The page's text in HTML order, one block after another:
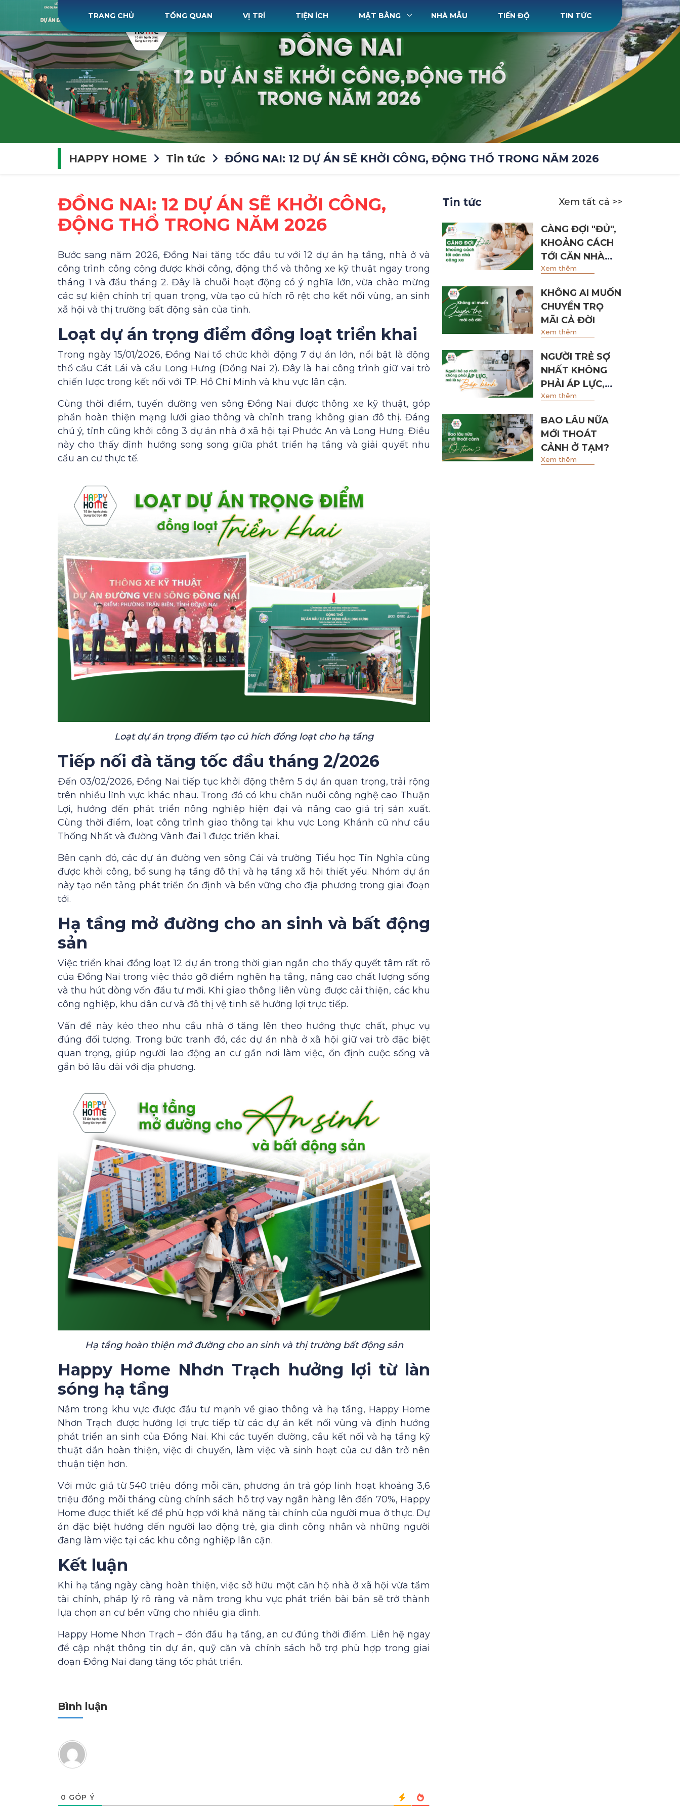
TRANG CHỦ TỔNG QUAN VỊ TRÍ TIỆN ÍCH MẶT BẰNG NHÀ MẪU TIẾN ĐỘ TIN TỨC
HAPPY HOME Tin tức ĐỒNG NAI: 12 DỰ ÁN SẼ KHỞI CÔNG, ĐỘNG THỔ TRONG NĂM 2026
ĐỒNG NAI: 12 DỰ ÁN SẼ KHỞI CÔNG,
ĐỘNG THỔ TRONG NĂM 2026
Bước sang năm 2026, Đồng Nai tăng tốc đầu tư với 12 dự án hạ tầng, nhà ở và
công trình công cộng được khởi công, động thổ và thông xe kỹ thuật ngay trong
tháng 1 và đầu tháng 2. Đây là chuỗi hoạt động có ý nghĩa lớn, vừa chào mừng
các sự kiện chính trị quan trọng, vừa tạo cú hích rõ rệt cho kết nối vùng, an sinh
xã hội và thị trường bất động sản của tỉnh.
Loạt dự án trọng điểm đồng loạt triển khai
Trong ngày 15/01/2026, Đồng Nai tổ chức khởi động 7 dự án lớn, nổi bật là động
thổ cầu Cát Lái và cầu Long Hưng (Đồng Nai 2). Đây là hai công trình giữ vai trò
chiến lược trong kết nối với TP. Hồ Chí Minh và khu vực lân cận.
Cùng thời điểm, tuyến đường ven sông Đồng Nai được thông xe kỹ thuật, góp
phần hoàn thiện mạng lưới giao thông và chỉnh trang không gian đô thị. Đáng
chú ý, tỉnh cũng khởi công 3 dự án nhà ở xã hội tại Phước An và Long Hưng. Điều
này cho thấy định hướng song song giữa phát triển hạ tầng và giải quyết nhu
cầu an cư thực tế.
Loạt dự án trọng điểm tạo cú hích đồng loạt cho hạ tầng
Tiếp nối đà tăng tốc đầu tháng 2/2026
Đến 03/02/2026, Đồng Nai tiếp tục khởi động thêm 5 dự án quan trọng, trải rộng
trên nhiều lĩnh vực khác nhau. Trong đó có khu chăn nuôi công nghệ cao Thuận
Lợi, hướng đến phát triển nông nghiệp hiện đại và nâng cao giá trị sản xuất.
Cùng thời điểm, loạt công trình giao thông tại khu vực Long Khánh cũ như cầu
Thống Nhất và đường Vành đai 1 được triển khai.
Bên cạnh đó, các dự án đường ven sông Cái và trường Tiểu học Tín Nghĩa cũng
được khởi công, bổ sung hạ tầng đô thị và hạ tầng xã hội thiết yếu. Nhóm dự án
này tạo nền tảng phát triển ổn định và bền vững cho địa phương trong giai đoạn
tới.
Hạ tầng mở đường cho an sinh và bất động
sản
Việc triển khai đồng loạt 12 dự án trong thời gian ngắn cho thấy quyết tâm rất rõ
của Đồng Nai trong việc tháo gỡ điểm nghẽn hạ tầng, nâng cao chất lượng sống
và thu hút dòng vốn đầu tư mới. Khi giao thông liên vùng được cải thiện, các khu
công nghiệp, khu dân cư và đô thị vệ tinh sẽ hưởng lợi trực tiếp.
Vấn đề này kéo theo nhu cầu nhà ở tăng lên theo hướng thực chất, phục vụ
đúng đối tượng. Trong bức tranh đó, các dự án nhà ở xã hội giữ vai trò đặc biệt
quan trọng, giúp người lao động an cư gần nơi làm việc, ổn định cuộc sống và
gắn bó lâu dài với địa phương.
Hạ tầng hoàn thiện mở đường cho an sinh và thị trường bất động sản
Happy Home Nhơn Trạch hưởng lợi từ làn
sóng hạ tầng
Nằm trong khu vực được đầu tư mạnh về giao thông và hạ tầng, Happy Home
Nhơn Trạch được hưởng lợi trực tiếp từ các dự án kết nối vùng và định hướng
phát triển an sinh của Đồng Nai. Khi các tuyến đường, cầu kết nối và hạ tầng kỹ
thuật dần hoàn thiện, việc di chuyển, làm việc và sinh hoạt của cư dân trở nên
thuận tiện hơn.
Với mức giá từ 540 triệu đồng mỗi căn, phương án trả góp linh hoạt khoảng 3,6
triệu đồng mỗi tháng cùng chính sách hỗ trợ vay ngân hàng lên đến 70%, Happy
Home được thiết kế để phù hợp với khả năng tài chính của người mua ở thực. Dự
án đặc biệt hướng đến người lao động trẻ, gia đình công nhân và những người
đang làm việc tại các khu công nghiệp lân cận.
Kết luận
Khi hạ tầng ngày càng hoàn thiện, việc sở hữu một căn hộ nhà ở xã hội vừa tầm
tài chính, pháp lý rõ ràng và nằm trong khu vực phát triển bài bản sẽ trở thành
lựa chọn an cư bền vững cho nhiều gia đình.
Happy Home Nhơn Trạch – đón đầu hạ tầng, an cư đúng thời điểm. Liên hệ ngay
để cập nhật thông tin dự án, quỹ căn và chính sách hỗ trợ phù hợp trong giai
đoạn Đồng Nai đang tăng tốc phát triển.
Bình luận
0 GÓP Ý
Tin tức Xem tất cả >>
CÀNG ĐỢI "ĐỦ",
KHOẢNG CÁCH
TỚI CĂN NHÀ
CÀNG XA
Xem thêm
KHÔNG AI MUỐN
CHUYỂN TRỌ
MÃI CẢ ĐỜI
Xem thêm
NGƯỜI TRẺ SỢ
NHẤT KHÔNG
PHẢI ÁP LỰC,
MÀ LÀ SỰ BẤP
Xem thêm
BAO LÂU NỮA
MỚI THOÁT
CẢNH Ở TẠM?
Xem thêm